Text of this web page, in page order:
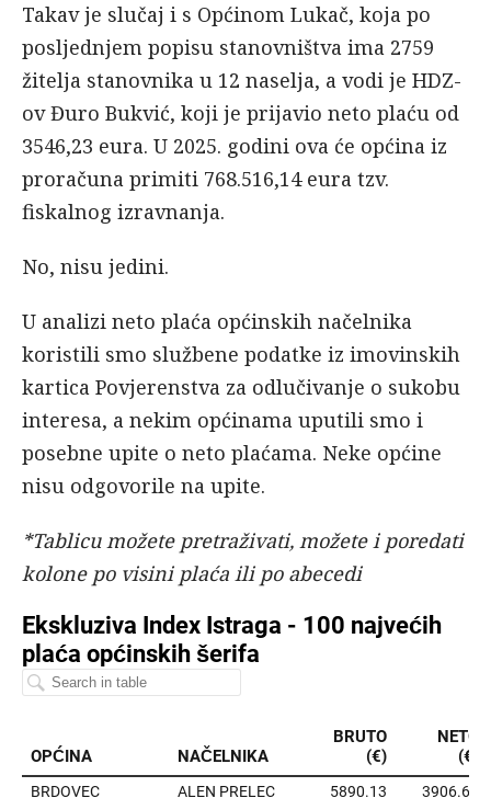
Takav je slučaj i s Općinom Lukač, koja po
posljednjem popisu stanovništva ima 2759
žitelja stanovnika u 12 naselja, a vodi je HDZ-
ov Đuro Bukvić, koji je prijavio neto plaću od
3546,23 eura. U 2025. godini ova će općina iz
proračuna primiti 768.516,14 eura tzv.
fiskalnog izravnanja.
No, nisu jedini.
U analizi neto plaća općinskih načelnika
koristili smo službene podatke iz imovinskih
kartica Povjerenstva za odlučivanje o sukobu
interesa, a nekim općinama uputili smo i
posebne upite o neto plaćama. Neke općine
nisu odgovorile na upite.
*Tablicu možete pretraživati, možete i poredati
kolone po visini plaća ili po abecedi